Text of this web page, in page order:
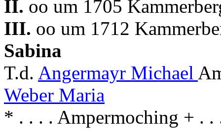
II. oo um 1705
III. oo um 1712
Sabina
T.d. Angermayr Michael
Weber Maria
* . . . . Ampermoching + . .